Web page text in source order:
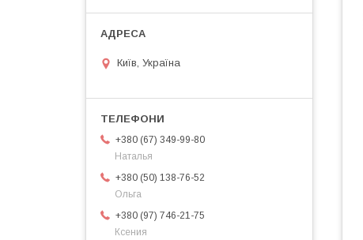
Київ, Україна
+380 (67) 349-99-80
Наталья
+380 (50) 138-76-52
Ольга
+380 (97) 746-21-75
Ксения